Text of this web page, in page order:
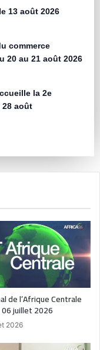
13 août 2026
commerce
20 au 21 août 2026
la 2e
28 août
de l’Afrique Centrale
juillet 2026
2026